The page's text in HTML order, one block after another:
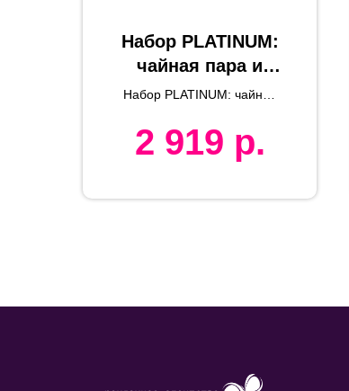
Набор PLATINUM:
чайная пара и
чайник в
упаковке, 200мл и
900мл, костяной
Набор PLATINUM: чайная
подарочной упаковке
2 919 р.